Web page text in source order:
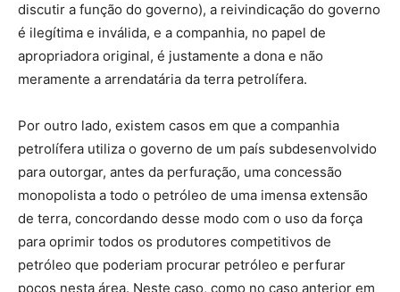
discutir a função do governo), a reivindicação do governo
é ilegítima e inválida, e a companhia, no papel de
apropriadora original, é justamente a dona e não
meramente a arrendatária da terra petrolífera.
Por outro lado, existem casos em que a companhia
petrolífera utiliza o governo de um país subdesenvolvido
para outorgar, antes da perfuração, uma concessão
monopolista a todo o petróleo de uma imensa extensão
de terra, concordando desse modo com o uso da força
para oprimir todos os produtores competitivos de
petróleo que poderiam procurar petróleo e perfurar
poços nesta área. Neste caso, como no caso anterior em